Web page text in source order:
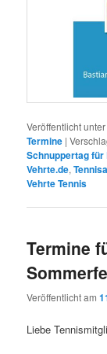
Veröffentlicht unter
Termine |
Schnuppertag für
Vehrte.de,
Vehrte Tennis
Termine
Veröffentlicht am
Liebe